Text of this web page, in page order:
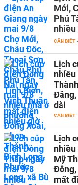
Mới,
Phú
nhiều
CẦN BIẾT -
Lịch
nhiều
Đăng,
dài
CẦN BIẾT -
Lịch
nhiều
Mỹ
Đông,
mất